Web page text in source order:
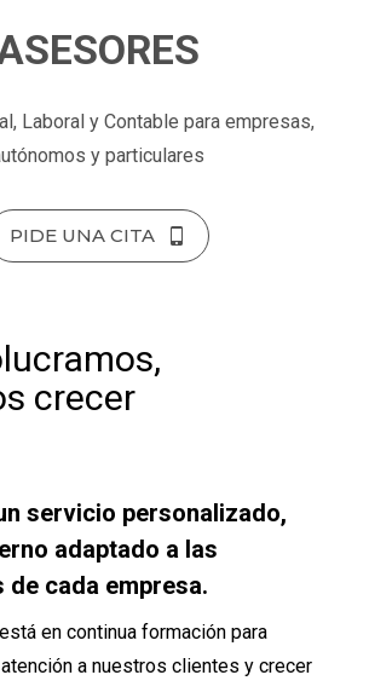
Laboral y Contable para empresas,
y particulares
PIDE UNA CITA
crecer
servicio personalizado,
adaptado a las
de cada empresa.
en continua formación para
a nuestros clientes y crecer